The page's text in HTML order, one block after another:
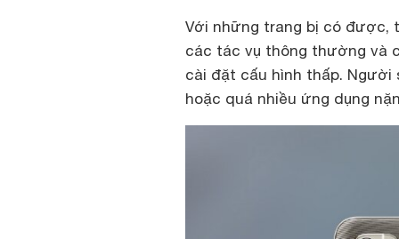
Với những trang bị có được,
các tác vụ thông thường và
cài đặt cấu hình thấp. Người
hoặc quá nhiều ứng dụng